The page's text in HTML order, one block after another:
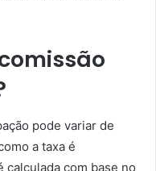
pode variar de
a taxa é
calculada com base no